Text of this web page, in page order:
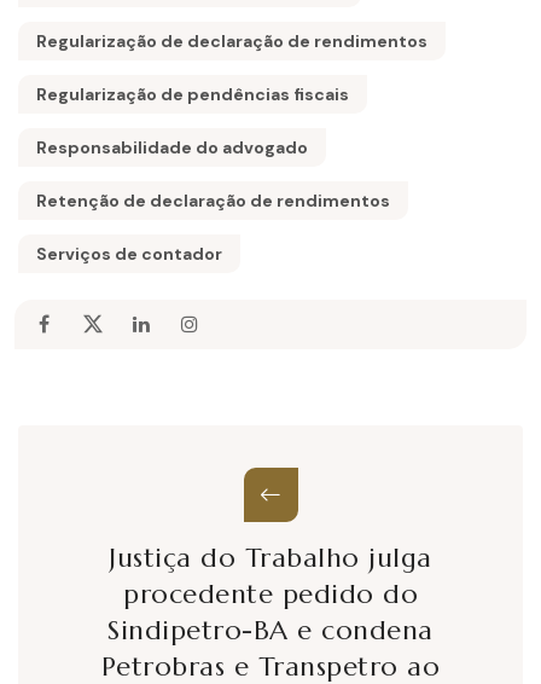
Regularização de declaração de rendimentos
Regularização de pendências fiscais
Responsabilidade do advogado
Retenção de declaração de rendimentos
Serviços de contador
Justiça do Trabalho julga
procedente pedido do
Sindipetro-BA e condena
Petrobras e Transpetro ao